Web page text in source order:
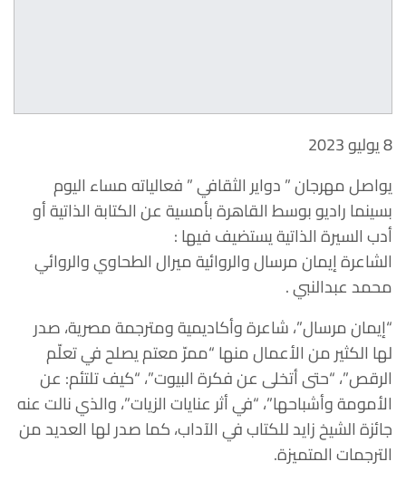
8 يوليو 2023
يواصل مهرجان ” دواير الثقافي ” فعالياته مساء اليوم
بسينما راديو بوسط القاهرة بأمسية عن الكتابة الذاتية أو
أدب السيرة الذاتية يستضيف فيها :
الشاعرة إيمان مرسال والروائية ميرال الطحاوي والروائي
محمد عبدالنبي .
“إيمان مرسال”، شاعرة وأكاديمية ومترجمة مصرية، صدر
لها الكثير من الأعمال منها “ممرّ معتم يصلح في تعلّم
الرقص”، “حتى أتخلى عن فكرة البيوت”، “كيف تلتئم: عن
الأمومة وأشباحها”، “في أثر عنايات الزيات”، والذي نالت عنه
جائزة الشيخ زايد للكتاب في الآداب، كما صدر لها العديد من
الترجمات المتميزة.